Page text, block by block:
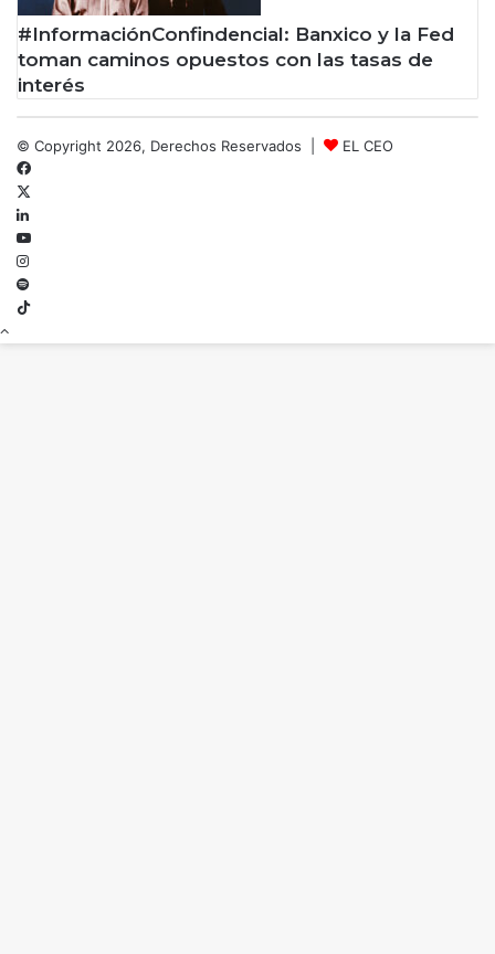
#InformaciónConfindencial: Banxico y la Fed
toman caminos opuestos con las tasas de
interés
© Copyright 2026, Derechos Reservados |
EL CEO
Spotify